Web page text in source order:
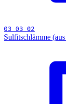
03 03 02
Sulfitschlämme